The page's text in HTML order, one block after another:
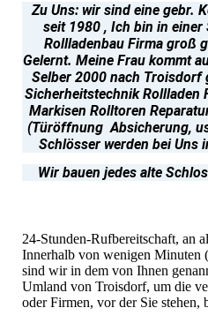
Zu Uns: wir sind eine gebr.
seit 1980 , Ich bin in
Rollladenbau Firma groß
Gelernt. Meine Frau kommt
Selber 2000 nach Troisdorf
SicherheitstechnikRollladen
Markisen Rolltoren
(Türöffnung Absicherung,
Schlösser werden bei Uns
Wir bauen jedes alte
24-Stunden-Rufbereitschaft, an
Innerhalb von wenigen Minuten
sind wir in dem von Ihnen
Umland von Troisdorf, um die
oder Firmen, vor der Sie stehen,